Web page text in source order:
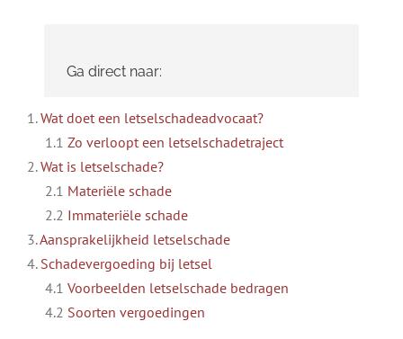
Ga direct naar:
1.Wat doet een letselschadeadvocaat?
1.1 Zo verloopt een letselschadetraject
2.Wat is letselschade?
2.1 Materiële schade
2.2 Immateriële schade
3.Aansprakelijkheid letselschade
4. Schadevergoeding bij letsel
4.1 Voorbeelden letselschade bedragen
4.2 Soorten vergoedingen